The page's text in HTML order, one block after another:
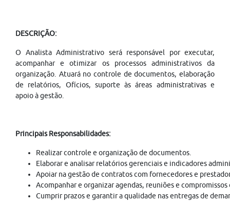
DESCRIÇÃO:
O Analista Administrativo será responsável por executar,
acompanhar e otimizar os processos administrativos da
organização. Atuará no controle de documentos, elaboração
de relatórios, Ofícios, suporte às áreas administrativas e
apoio à gestão.
Principais Responsabilidades:
Realizar controle e organização de documentos.
Elaborar e analisar relatórios gerenciais e indicadores
Apoiar na gestão de contratos com fornecedores e
Acompanhar e organizar agendas, reuniões e
Cumprir prazos e garantir a qualidade nas entregas de